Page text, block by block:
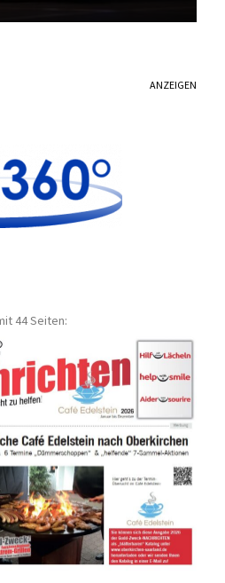
ANZEIGEN
44 Seiten: